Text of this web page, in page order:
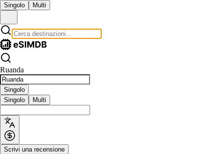
Singolo Multi
Ruanda
Singolo
Singolo
Multi
Scrivi una recensione